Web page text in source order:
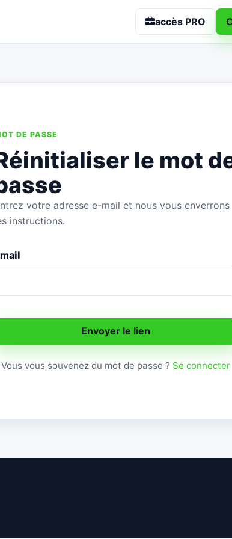
accès PRO
DE PASSE
le mot
votre adresse e-mail et nous vous enverrons
instructions.
Envoyer le lien
Vous vous souvenez du mot de passe ? Se connecter